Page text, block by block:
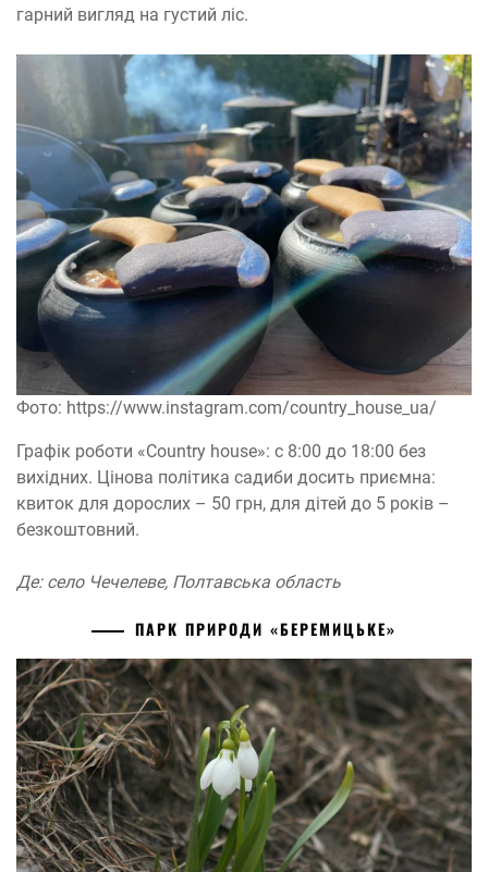
гарний вигляд на густий ліс.
Фото: https://www.instagram.com/country_house_ua/
Графік роботи «Country house»: с 8:00 до 18:00 без
вихідних. Цінова політика садиби досить приємна:
квиток для дорослих – 50 грн, для дітей до 5 років –
безкоштовний.
Де: село Чечелеве, Полтавська область
ПАРК ПРИРОДИ «БЕРЕМИЦЬКЕ»